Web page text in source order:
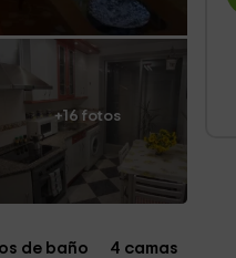
+16 fotos
de baño 4 camas